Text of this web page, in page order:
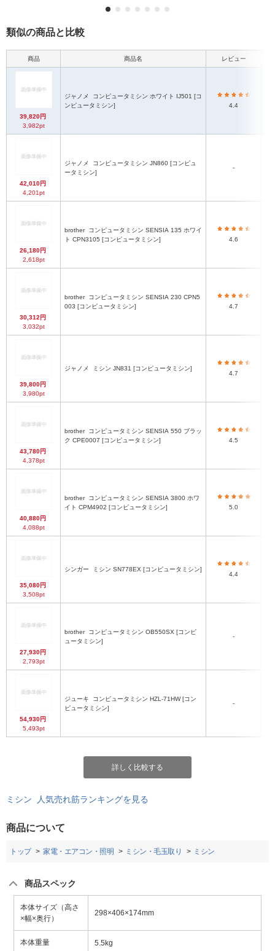
類似の商品と比較
商品 商品名 レビュー
39,820円
3,982pt
ジャノメ
ンピュータミシン]
4.4
42,010円
4,201pt
ジャノメ
ータミシン]
-
26,180円
2,618pt
brother
ト CPN3105 [コンピュータミシン]
4.6
30,312円
3,032pt
brother
003 [コンピュータミシン]
4.7
39,800円
3,980pt
ジャノメ ミシン JN831 [コンピュータミシン]
4.7
43,780円
4,378pt
brother
ク CPE0007 [コンピュータミシン]
4.5
40,880円
4,088pt
brother
イト CPM4902 [コンピュータミシン]
5.0
35,080円
3,508pt
シンガー ミシン SN778EX [コンピュータミシン]
4.4
27,930円
2,793pt
brother
ュータミシン]
-
54,930円
5,493pt
ジューキ
ピュータミシン]
-
詳しく比較する
ミシン 人気売れ筋ランキングを見る
商品について
トップ 家電・エアコン・照明 ミシン・毛玉取り ミシン
商品スペック
本体サイズ（高さ
×幅×奥行）
298×406×174mm
本体重量 5.5kg